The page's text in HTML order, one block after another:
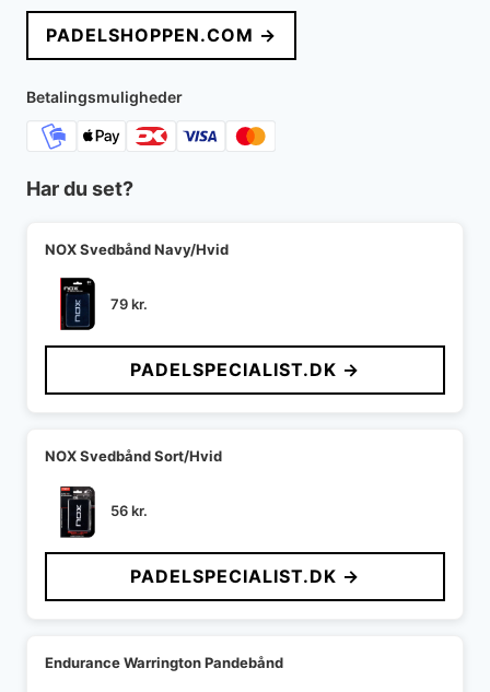
pris
var:
449 kr..
pris
er:
PADELSHOPPEN.COM →
Betalingsmuligheder
Har du set?
NOX Svedbånd Navy/Hvid
79kr.
PADELSPECIALIST.DK →
NOX Svedbånd Sort/Hvid
56kr.
PADELSPECIALIST.DK →
Endurance Warrington Pandebånd